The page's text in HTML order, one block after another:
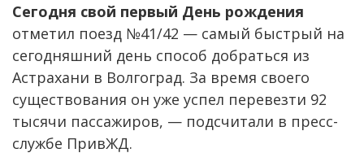
Сегодня свой первый День рождения
отметил поезд №41/42 — самый быстрый на
сегодняшний день способ добраться из
Астрахани в Волгоград. За время своего
существования он уже успел перевезти 92
тысячи пассажиров, — подсчитали в пресс-
службе ПривЖД.